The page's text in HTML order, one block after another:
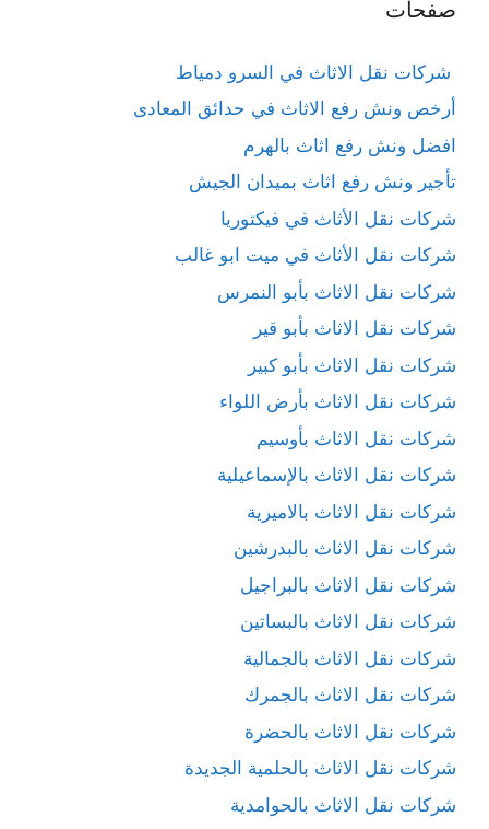
صفحات
شركات نقل الاثاث في السرو دمياط
أرخص ونش رفع الاثاث في حدائق المعادى
افضل ونش رفع اثاث بالهرم
تأجير ونش رفع اثاث بميدان الجيش
شركات نقل الأثاث في فيكتوريا
شركات نقل الأثاث في ميت ابو غالب
شركات نقل الاثاث بأبو النمرس
شركات نقل الاثاث بأبو قير
شركات نقل الاثاث بأبو كبير
شركات نقل الاثاث بأرض اللواء
شركات نقل الاثاث بأوسيم
شركات نقل الاثاث بالإسماعيلية
شركات نقل الاثاث بالاميرية
شركات نقل الاثاث بالبدرشين
شركات نقل الاثاث بالبراجيل
شركات نقل الاثاث بالبساتين
شركات نقل الاثاث بالجمالية
شركات نقل الاثاث بالجمرك
شركات نقل الاثاث بالحضرة
شركات نقل الاثاث بالحلمية الجديدة
شركات نقل الاثاث بالحوامدية